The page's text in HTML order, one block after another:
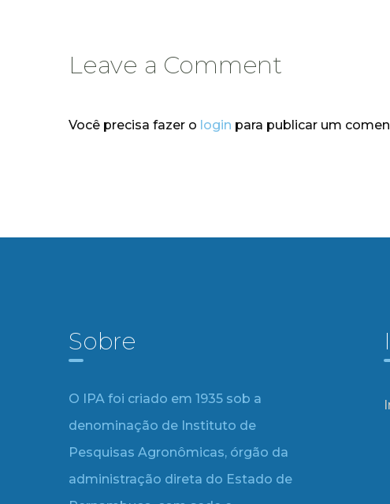
Leave a Comment
Você precisa fazer o login para publicar um
Sobre
O IPA foi criado em 1935 sob a
denominação de Instituto de
Pesquisas Agronômicas, órgão da
administração direta do Estado de